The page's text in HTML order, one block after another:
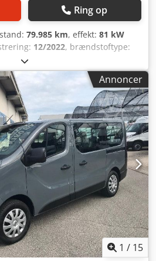
Ring op
79.985 km, effekt: 81 kW
12/2022, brændstoftype:
kg, farve:
9, Tilladt totalvægt: 3020 kg.
Annoncer
1 / 15